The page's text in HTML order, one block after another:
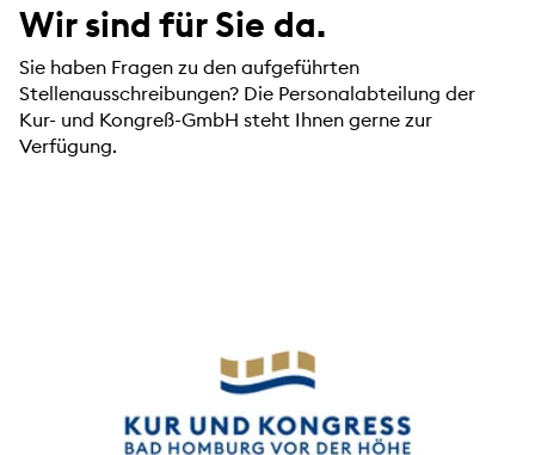
Wir sind für Sie da.
Sie haben Fragen zu den aufgeführten
Stellenausschreibungen? Die Personalabteilung der
Kur- und Kongreß-GmbH steht Ihnen gerne zur
Verfügung.